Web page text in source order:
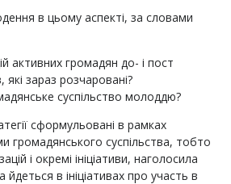
в цьому аспекті, за словами
активних громадян до- і пост
які зараз розчаровані?
суспільство молоддю?
сформульовані в рамках
громадянського суспільства, тобто
і окремі ініціативи, наголосила
в ініціативах про участь в